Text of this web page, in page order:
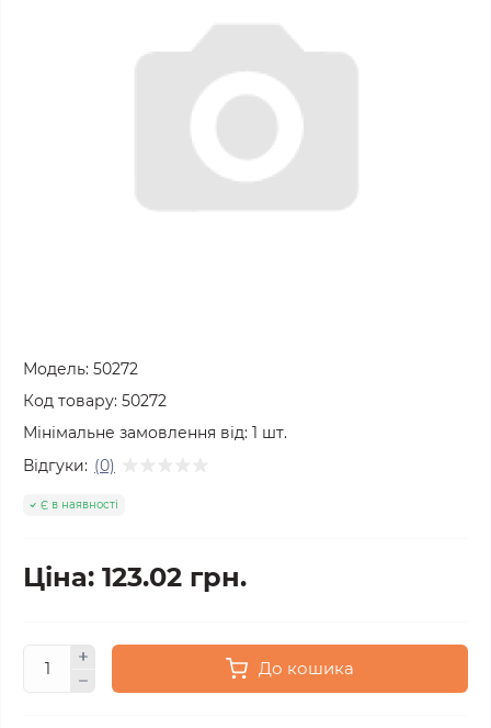
Модель: 50272
Код товару: 50272
Мінімальне замовлення від: 1 шт.
Відгуки: (0)
Є в наявності
Ціна: 123.02 грн.
До кошика